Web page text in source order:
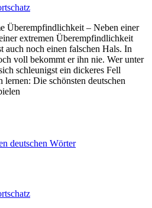
Überempfindlichkeit – Neben einer
extremen Überempfindlichkeit
auch noch einen falschen Hals. In
voll bekommt er ihn nie. Wer unter
schleunigst ein dickeres Fell
Die schönsten deutschen